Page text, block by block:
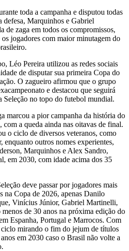
toda a campanha e disputou todas
defesa, Marquinhos e Gabriel
de zaga em todos os compromissos,
jogadores com maior minutagem do
Léo Pereira utilizou as redes sociais
de disputar sua primeira Copa do
O zagueiro afirmou que o grupo
e destacou que seguirá
Seleção no topo do futebol mundial.
marcou a pior campanha da história do
a queda ainda nas oitavas de final.
o ciclo de diversos veteranos, como
outros nomes experientes,
Marquinhos e Alex Sandro,
em 2030, com idade acima dos 35
deve passar por jogadores mais
na Copa de 2026, apenas Danilo
Vinícius Júnior, Gabriel Martinelli,
de 30 anos na próxima edição do
Espanha, Portugal e Marrocos. Com
mirando o fim do jejum de títulos
em 2030 caso o Brasil não volte a